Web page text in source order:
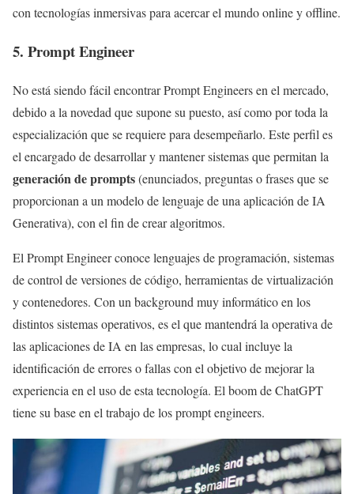
con tecnologías inmersivas para acercar el mundo online y offline.
5. Prompt Engineer
No está siendo fácil encontrar Prompt Engineers en el mercado,
debido a la novedad que supone su puesto, así como por toda la
especialización que se requiere para desempeñarlo. Este perfil es
el encargado de desarrollar y mantener sistemas que permitan la
generación de prompts(enunciados, preguntas o frases que se
proporcionan a un modelo de lenguaje de una aplicación de IA
Generativa), con el fin de crear algoritmos.
El Prompt Engineer conoce lenguajes de programación, sistemas
de control de versiones de código, herramientas de virtualización
y contenedores. Con un background muy informático en los
distintos sistemas operativos, es el que mantendrá la operativa de
las aplicaciones de IA en las empresas, lo cual incluye la
identificación de errores o fallas con el objetivo de mejorar la
experiencia en el uso de esta tecnología. El boom de ChatGPT
tiene su base en el trabajo de los prompt engineers.